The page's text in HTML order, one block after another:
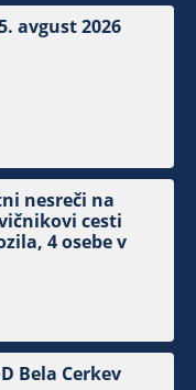
avgust 2026
nesreči na
cesti
4 osebe v
Bela Cerkev